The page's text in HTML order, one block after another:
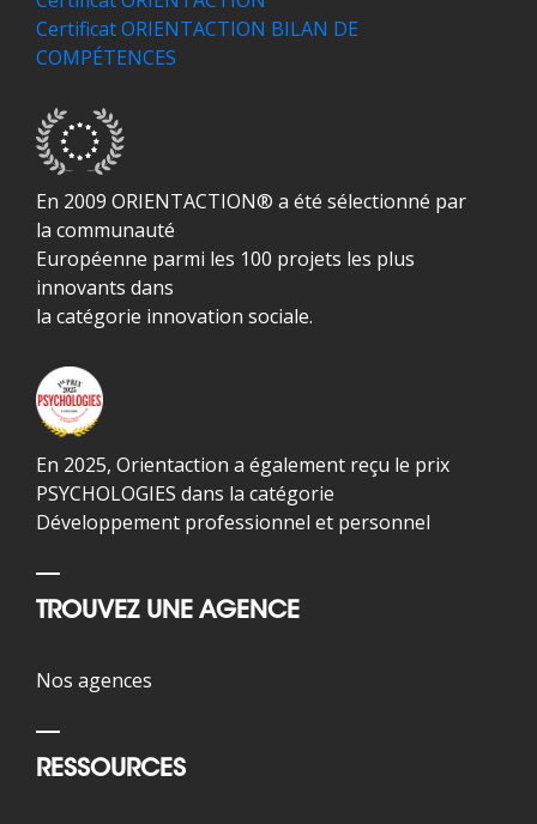
Certificat ORIENTACTION BILAN DE
COMPÉTENCES
En 2009 ORIENTACTION® a été sélectionné par
la communauté
Européenne parmi les 100 projets les plus
innovants dans
la catégorie innovation sociale.
En 2025, Orientaction a également reçu le prix
PSYCHOLOGIES dans la catégorie
Développement professionnel et personnel
TROUVEZ UNE AGENCE
Nos agences
RESSOURCES